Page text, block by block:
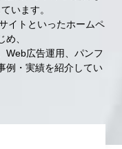
います。
イトといったホームペ
、
Web広告運用、パンフ
例・実績を紹介してい